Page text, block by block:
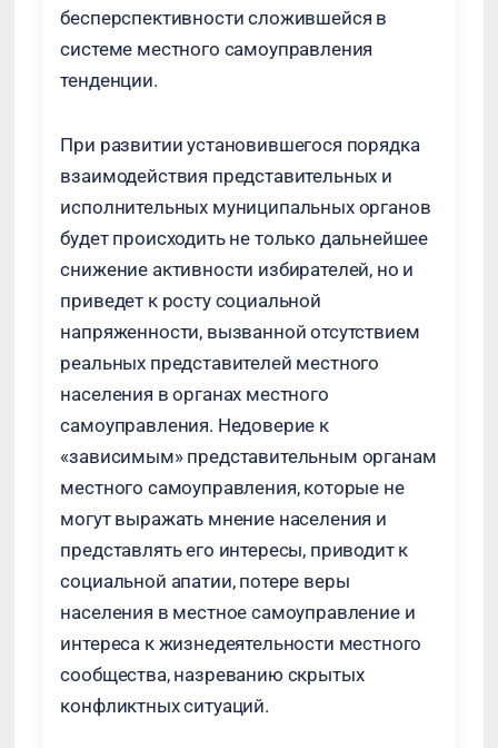
бесперспективности сложившейся в
системе местного самоуправления
тенденции.
При развитии установившегося порядка
взаимодействия представительных и
исполнительных муниципальных органов
будет происходить не только дальнейшее
снижение активности избирателей, но и
приведет к росту социальной
напряженности, вызванной отсутствием
реальных представителей местного
населения в органах местного
самоуправления. Недоверие к
«зависимым» представительным органам
местного самоуправления, которые не
могут выражать мнение населения и
представлять его интересы, приводит к
социальной апатии, потере веры
населения в местное самоуправление и
интереса к жизнедеятельности местного
сообщества, назреванию скрытых
конфликтных ситуаций.